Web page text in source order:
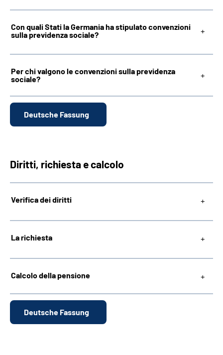
Con quali Stati la Germania ha stipulato convenzioni
sulla previdenza sociale?
Per chi valgono le convenzioni sulla previdenza
sociale?
Deutsche Fassung
Diritti, richiesta e calcolo
Verifica dei diritti
La richiesta
Calcolo della pensione
Deutsche Fassung